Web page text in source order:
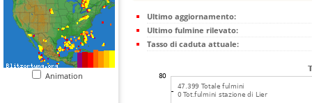
Animation
Ultimo aggiornamento:
Ultimo fulmine rilevato:
Tasso di caduta attuale: